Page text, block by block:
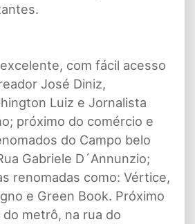
com fácil acesso
José Diniz,
Luiz e Jornalista
próximo do comércio e
do Campo belo
Gabriele D´Annunzio;
renomadas como: Vértice,
e Green Book. Próximo
metrô, na rua do